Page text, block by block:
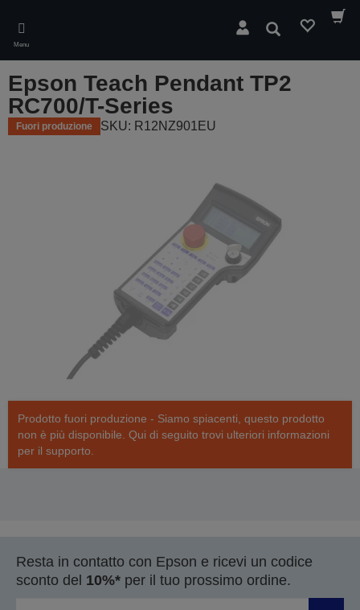
main
content
Menu
Cerca
Epson Teach Pendant TP2
RC700/T-Series
Fuori produzione SKU: R12NZ901EU
Prodotto fuori produzione - Siamo spiacenti, questo prodotto
non è più disponibile. Qui di seguito trovi ulteriori informazioni
per il supporto.
Resta in contatto con Epson e ricevi un codice
sconto del 10%* per il tuo prossimo ordine.